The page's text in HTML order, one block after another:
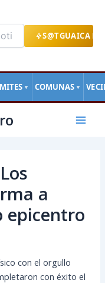
S@TGUAICA
▼ COMUNAS ▼
Main
a
epicentro
con el orgullo
con éxito el